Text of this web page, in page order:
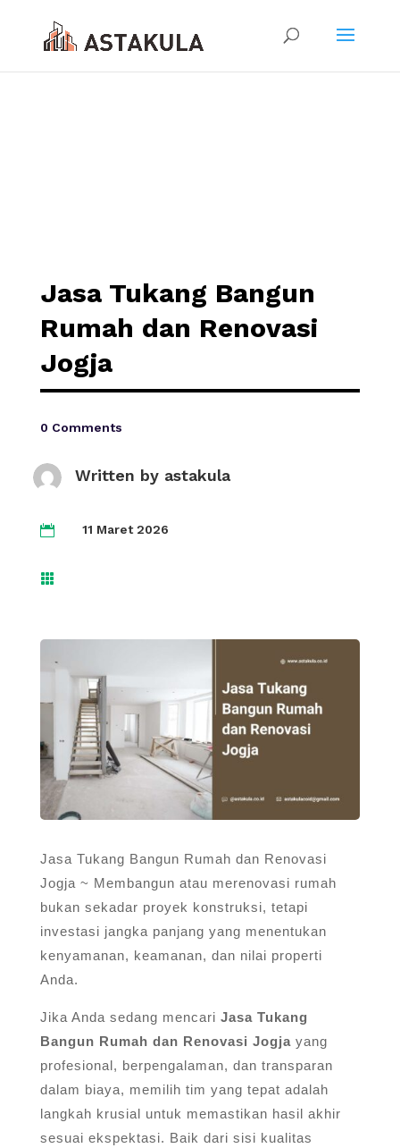
Jasa Tukang Bangun
Rumah dan Renovasi
Jogja
0 Comments
Written by astakula
 11 Maret 2026

Jasa Tukang Bangun Rumah dan Renovasi
Jogja ~ Membangun atau merenovasi rumah
bukan sekadar proyek konstruksi, tetapi
investasi jangka panjang yang menentukan
kenyamanan, keamanan, dan nilai properti
Anda.
Jika Anda sedang mencari Jasa Tukang
Bangun Rumah dan Renovasi Jogja yang
profesional, berpengalaman, dan transparan
dalam biaya, memilih tim yang tepat adalah
langkah krusial untuk memastikan hasil akhir
sesuai ekspektasi. Baik dari sisi kualitas